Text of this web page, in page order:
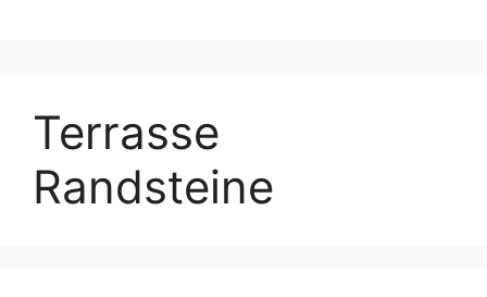
Terrasse
Randsteine